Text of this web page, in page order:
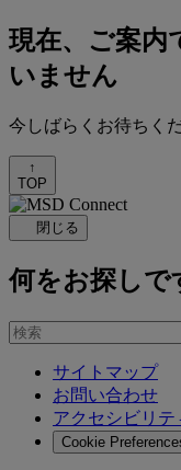
現在、ご案内
いません
今しばらくお待ちく
↑
TOP
閉じる
何をお探しで
を
サイトマップ
お問い合わせ
アクセシビリテ
Cookie